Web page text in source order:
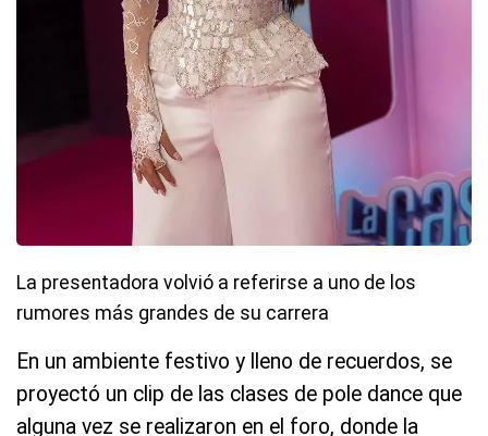
La presentadora volvió a referirse a uno de los
rumores más grandes de su carrera
En un ambiente festivo y lleno de recuerdos, se
proyectó un clip de las clases de pole dance que
alguna vez se realizaron en el foro, donde la